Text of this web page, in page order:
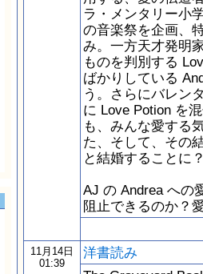
ラ・メンタリー小
の音楽祭を企画、
み。一方天才発明
ものを判別する
ばかりしている
う。さらにバレン
に Love Potion を
も、みんな愛する
た、そして、その
と結婚することに
AJ の Andrea への
阻止できるのか？
11月14日
01:39
洋書読み